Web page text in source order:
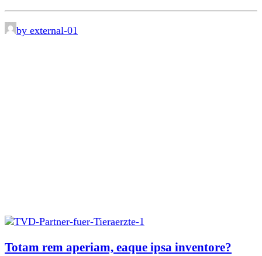
by external-01
Totam rem aperiam, eaque ipsa inventore?